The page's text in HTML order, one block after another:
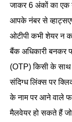
जाकर 6 अंकों का एक
आपके नंबर से
ओटीपी कभी शेयर न
बैंक अधिकारी बनकर
(OTP) किसी के साथ
संदिग्ध लिंक्स पर
के नाम पर आने वाले
मैलवेयर हो सकते हैं